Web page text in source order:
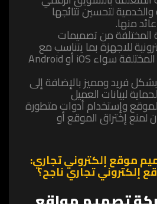
والخدمية لتحسين نتائجها
منها.
المختلفة من تصميمات
للاجهزة بما يتناسب مع
أنظمة التشغيل المختلفة سواء iOS أو Android
فريد ومميز بالإضافة إلى
لبيانات العميل
وإستخدام أدوات متطورة
لمنع إختراق الموقع أو
موقع إلكتروني تجاري:
إلكتروني تجاري ناجح؟